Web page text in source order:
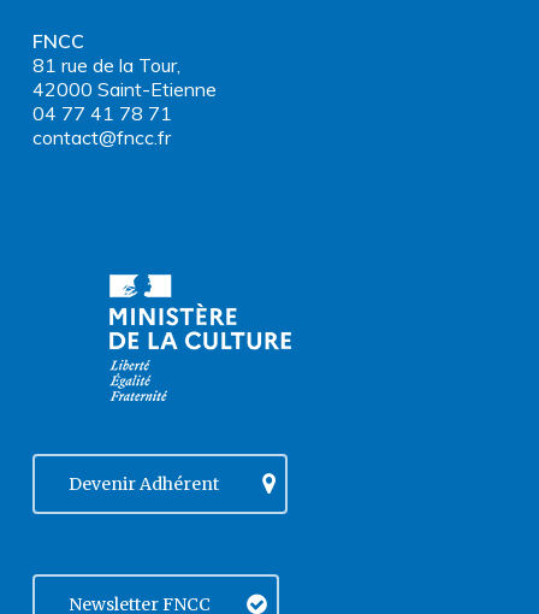
FNCC
81 rue de la Tour,
42000 Saint-Etienne
04 77 41 78 71
contact@fncc.fr
Devenir Adhérent
Newsletter FNCC